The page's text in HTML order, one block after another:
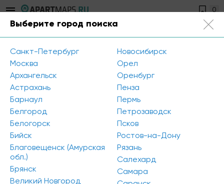
0
Открыть фильтр
Район города: Калининский
Метро: Удельная
Метро: Проспект Просвещения
Метро: Озерки Сбросить все
К сожалению, мы ничего не нашли по вашему
Выберите город поиска
Санкт-Петербург
Москва
Архангельск
Астрахань
Барнаул
Белгород
Белогорск
Бийск
Благовещенск (Амурская
обл.)
Брянск
Великий Новгород
Новосибирск
Орел
Оренбург
Пенза
Пермь
Петрозаводск
Псков
Ростов-на-Дону
Рязань
Салехард
Самара